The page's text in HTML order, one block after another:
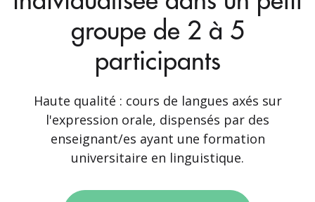
groupe de 2 à 5
participants
Haute qualité : cours de langues axés sur
l'expression orale, dispensés par des
enseignant/es ayant une formation
universitaire en linguistique.